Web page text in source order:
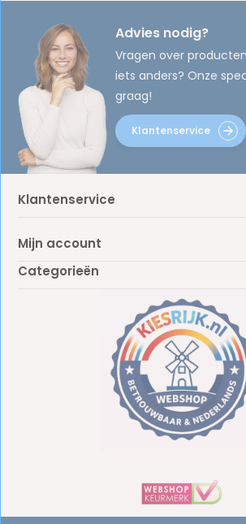
Advies nodig?
Vragen over
iets anders? Onze
graag!
Klantenservice
Klantenservice
Mijn account
Categorieën